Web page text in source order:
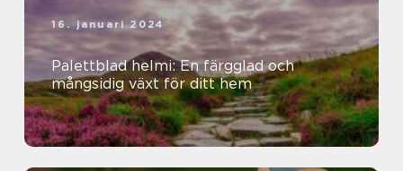
16. januari 2024
Palettblad helmi: En färgglad och
mångsidig växt för ditt hem